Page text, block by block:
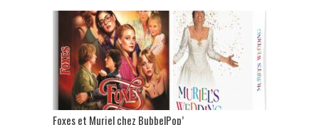
Foxes et Muriel chez BubbelPop’